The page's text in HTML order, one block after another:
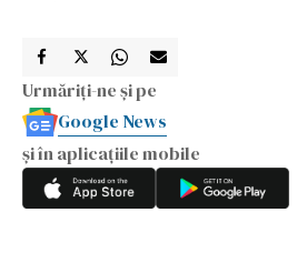
Urmăriți-ne și pe
Google News
și în aplicațiile mobile